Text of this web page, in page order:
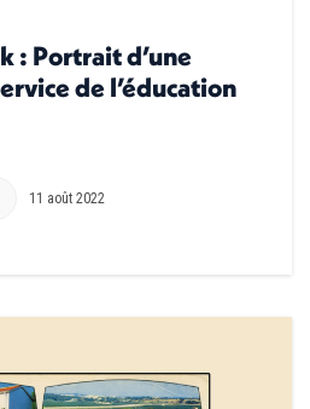
: Portrait d’une
de l’éducation
11 août 2022